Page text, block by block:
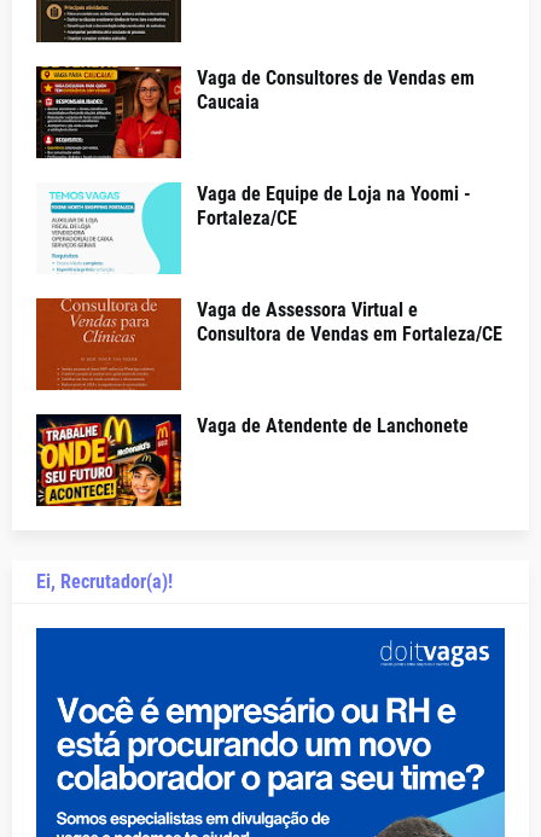
Vaga de Consultores de Vendas em
Caucaia
Vaga de Equipe de Loja na Yoomi -
Fortaleza/CE
Vaga de Assessora Virtual e
Consultora de Vendas em Fortaleza/CE
Vaga de Atendente de Lanchonete
Ei, Recrutador(a)!